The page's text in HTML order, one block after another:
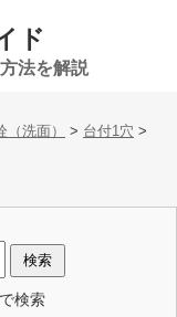
ド
法を解説
洗面） > 台付1穴 >
検索